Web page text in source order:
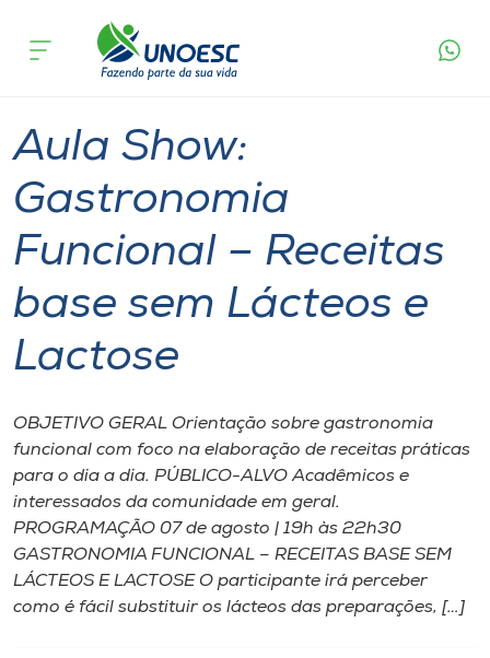
Cursos
Pesquisa
Atendimento ao Estudante
Portal de Ensino
Internacionalização
I.nova
Diplomados
acontece
Aula Show:
Gastronomia
Funcional – Receitas
base sem Lácteos e
Lactose
OBJETIVO GERAL Orientação sobre gastronomia
funcional com foco na elaboração de receitas práticas
para o dia a dia. PÚBLICO-ALVO Acadêmicos e
interessados da comunidade em geral.
PROGRAMAÇÃO 07 de agosto | 19h às 22h30
GASTRONOMIA FUNCIONAL – RECEITAS BASE SEM
LÁCTEOS E LACTOSE O participante irá perceber
como é fácil substituir os lácteos das preparações, […]